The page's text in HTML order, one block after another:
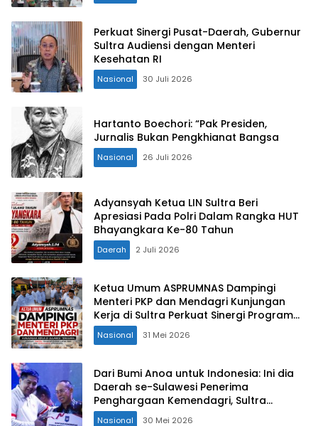
Perkuat Sinergi Pusat-Daerah, Gubernur
Sultra Audiensi dengan Menteri
Kesehatan RI
Nasional 30 Juli 2026
Hartanto Boechori: “Pak Presiden,
Jurnalis Bukan Pengkhianat Bangsa
Nasional 26 Juli 2026
Adyansyah Ketua LIN Sultra Beri
Apresiasi Pada Polri Dalam Rangka HUT
Bhayangkara Ke-80 Tahun
Daerah 2 Juli 2026
Ketua Umum ASPRUMNAS Dampingi
Menteri PKP dan Mendagri Kunjungan
Kerja di Sultra Perkuat Sinergi Program
Rumah Layak Huni dan Konsolidasi
Organisasi
Nasional 31 Mei 2026
Dari Bumi Anoa untuk Indonesia: Ini dia
Daerah se-Sulawesi Penerima
Penghargaan Kemendagri, Sultra
Kategori Ke-II
Nasional 30 Mei 2026